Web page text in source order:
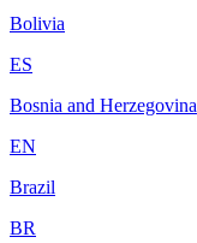
Bolivia
ES
Bosnia and Herzegovina
EN
Brazil
BR